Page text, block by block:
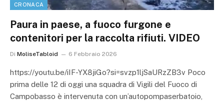
CRONACA
Paura in paese, a fuoco furgone e
contenitori per la raccolta rifiuti. VIDEO
Di MoliseTabloid 6 Febbraio 2026
https://youtu.be/iIF-YX8jiGo?si=svzp1ljSaURzZB3v Poco
prima delle 12 di oggi una squadra di Vigili del Fuoco di
Campobasso è intervenuta con un’autopompaserbatoio,